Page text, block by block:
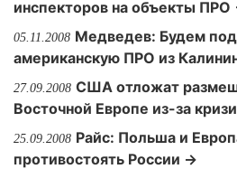
инспекторов на объекты ПРО
05.11.2008 Медведев: Будем
американскую ПРО из
27.09.2008 США отложат
Восточной Европе из-за
25.09.2008 Райс: Польша и
противостоять России →